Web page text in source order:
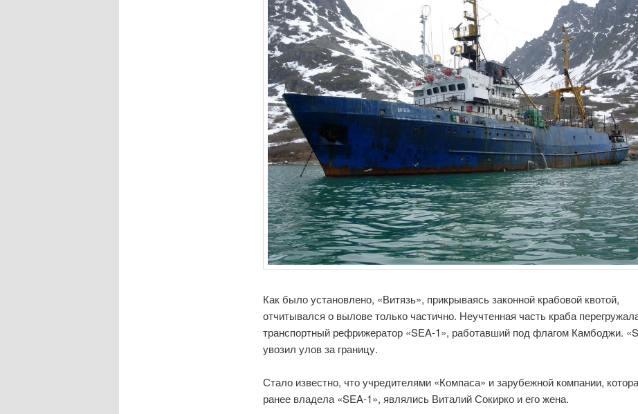
Как было установлено, «Витязь», прикрываясь законной крабовой квотой,
отчитывался о вылове только частично. Неучтенная часть краба
транспортный рефрижератор «SEA-1», работавший под флагом Камбоджи.
увозил улов за границу.
Стало известно, что учредителями «Компаса» и зарубежной компании,
ранее владела «SEA-1», являлись Виталий Сокирко и его жена.